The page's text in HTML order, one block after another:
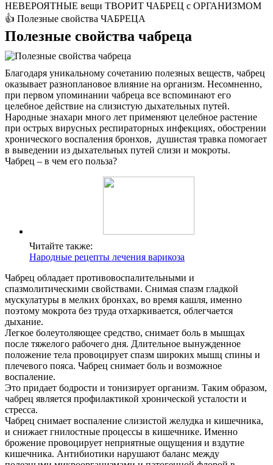
НЕВЕРОЯТНЫЕ вещи ТВОРИТ ЧАБРЕЦ с ОРГАНИЗМОМ
👍 Полезные свойства ЧАБРЕЦА
Полезные свойства чабреца
Благодаря уникальному сочетанию полезных веществ, чабрец
оказывает разноплановое влияние на организм. Несомненно,
при первом упоминании чабреца все вспоминают его
целебное действие на слизистую дыхательных путей.
Народные знахари много лет применяют целебное растение
при острых вирусных респираторных инфекциях, обострении
хронического воспаления бронхов, душистая травка помогает
в выведении из дыхательных путей слизи и мокроты.
Чабрец – в чем его польза?
Читайте также:
Народные рецепты лечения варикоза
Чабрец обладает противовоспалительными и
спазмолитическими свойствами. Снимая спазм гладкой
мускулатуры в мелких бронхах, во время кашля, именно
поэтому мокрота без труда отхаркивается, облегчается
дыхание.
Легкое болеутоляющее средство, снимает боль в мышцах
после тяжелого рабочего дня. Длительное вынужденное
положение тела провоцирует спазм широких мышц спины и
плечевого пояса. Чабрец снимает боль и возможное
воспаление.
Это придает бодрости и тонизирует организм. Таким образом,
чабрец является профилактикой хронической усталости и
стресса.
Чабрец снимает воспаление слизистой желудка и кишечника,
и снижает гнилостные процессы в кишечнике. Именно
брожение провоцирует неприятные ощущения и вздутие
кишечника. Антибиотики нарушают баланс между